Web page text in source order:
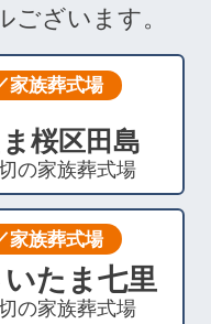
ございます。
家族葬式場
桜区田島
の家族葬式場
家族葬式場
いたま七里
の家族葬式場